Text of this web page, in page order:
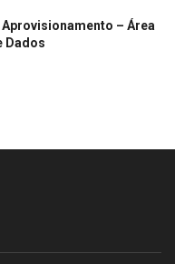
– Área
Dados